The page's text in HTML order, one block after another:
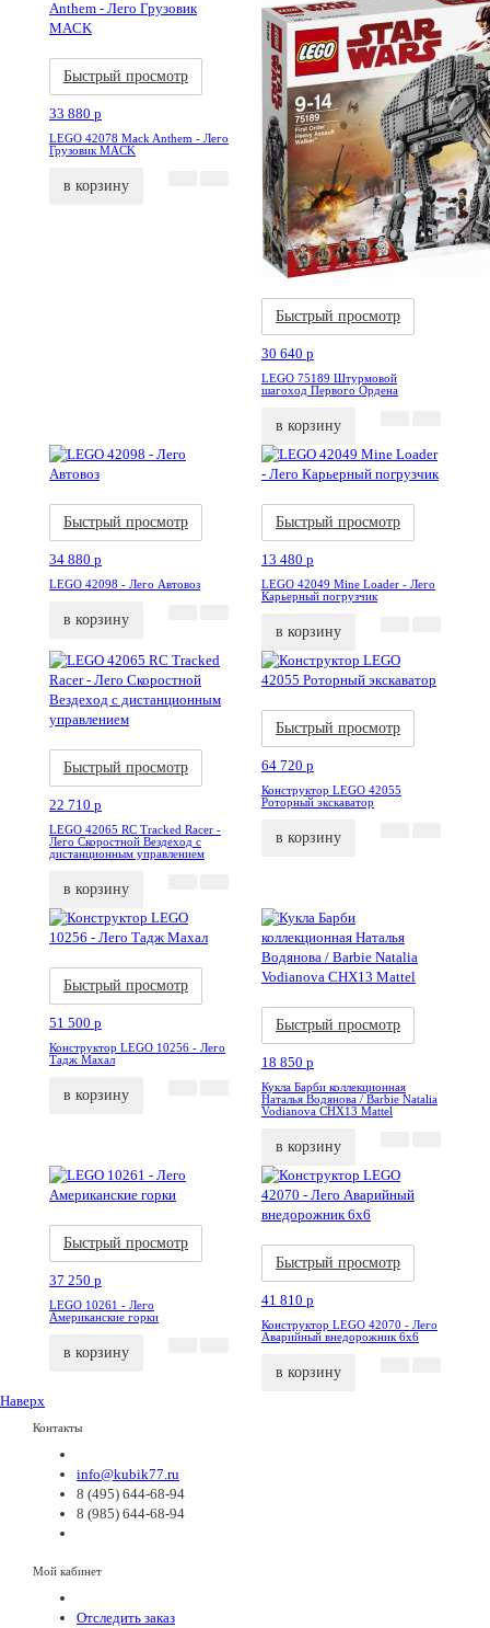
Быстрый просмотр
33 880 p
LEGO 42078 Mack Anthem - Лего
Грузовик MACK
в корзину
Быстрый просмотр
30 640 p
LEGO 75189 Штурмовой
шагоход Первого Ордена
в корзину
Быстрый просмотр
34 880 p
LEGO 42098 - Лего Автовоз
в корзину
Быстрый просмотр
13 480 p
LEGO 42049 Mine Loader - Лего
Карьерный погрузчик
в корзину
Быстрый просмотр
22 710 p
LEGO 42065 RC Tracked Racer -
Лего Скоростной Вездеход с
дистанционным управлением
в корзину
Быстрый просмотр
64 720 p
Конструктор LEGO 42055
Роторный экскаватор
в корзину
Быстрый просмотр
51 500 p
Конструктор LEGO 10256 - Лего
Тадж Махал
в корзину
Быстрый просмотр
18 850 p
Кукла Барби коллекционная
Наталья Водянова / Barbie Natalia
Vodianova CHX13 Mattel
в корзину
Быстрый просмотр
37 250 p
LEGO 10261 - Лего
Американские горки
в корзину
Быстрый просмотр
41 810 p
Конструктор LEGO 42070 - Лего
Аварийный внедорожник 6х6
в корзину
Наверх
Контакты
info@kubik77.ru
8 (495) 644-68-94
8 (985) 644-68-94
Мой кабинет
Отследить заказ